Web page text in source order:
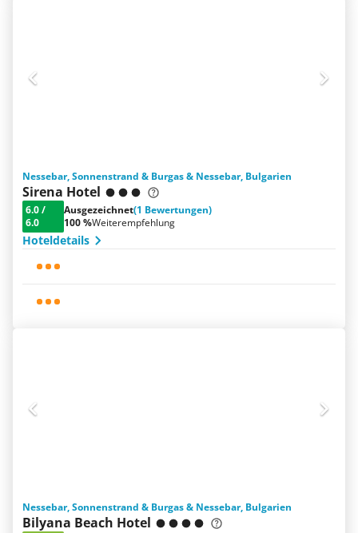
Nessebar, Sonnenstrand & Burgas & Nessebar, Bulgarien
Sirena Hotel
6.0/
6.0
Ausgezeichnet(1 Bewertungen)
100 %Weiterempfehlung
Hoteldetails
Nessebar, Sonnenstrand & Burgas & Nessebar, Bulgarien
Bilyana Beach Hotel